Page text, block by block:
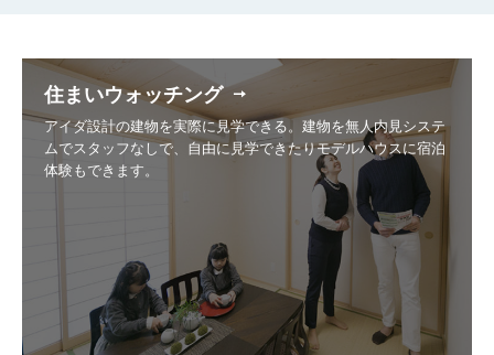
住まいウォッチング
アイダ設計の建物を実際に見学できる。建物を無人内見システ
ムでスタッフなしで、自由に見学できたりモデルハウスに宿泊
体験もできます。